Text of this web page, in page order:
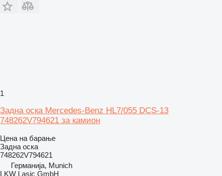
1
Задна оска Mercedes-Benz HL7/055 DCS-13
748262V794621 за камион
Цена на барање
Задна оска
748262V794621
Германија, Munich
LKW Lasic GmbH